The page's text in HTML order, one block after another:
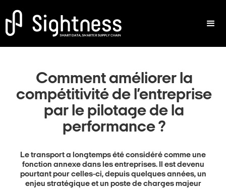
Comment améliorer la
compétitivité de l’entreprise
par le pilotage de la
performance ?
Le transport a longtemps été considéré comme une
fonction annexe dans les entreprises. Il est devenu
pourtant pour celles-ci, depuis quelques années, un
enjeu stratégique et un poste de charges majeur